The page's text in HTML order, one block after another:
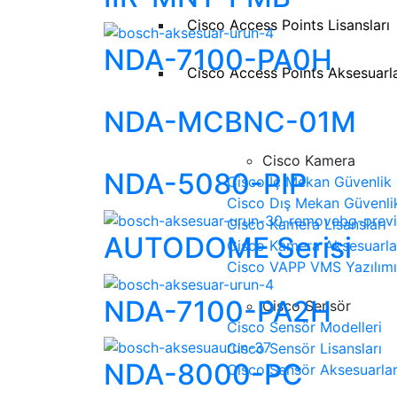
Cisco Access Points Lisansları
Cisco Access Points
Cisco Kamera
Cisco İç Mekan Güvenlik
Cisco Dış Mekan
Cisco Kamera Lisansları
Cisco Kamera
Cisco VAPP VMS Yazılımı
Cisco Sensör
Cisco Sensör Modelleri
Cisco Sensör Lisansları
Cisco Sensör
NDA-7100-PA0H
NDA-MCBNC-01M
NDA-5080-PIP
AUTODOME Serisi
NDA-7100-PA2H
NDA-8000-PC